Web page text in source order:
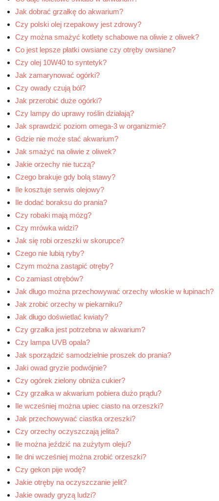
Jak dobrać grzałkę do akwarium?
Czy polski olej rzepakowy jest zdrowy?
Czy można smażyć kotlety schabowe na oliwie z oliwek?
Co jest lepsze płatki owsiane czy otręby owsiane?
Czy olej 10W40 to syntetyk?
Jak zamarynować ogórki?
Czy owady czują ból?
Jak przerobić duże ogórki?
Czy lampy do uprawy roślin działają?
Jak sprawdzić poziom omega-3 w organizmie?
Gdzie nie może stać akwarium?
Jak smażyć na oliwie z oliwek?
Jakie orzechy nie tuczą?
Czego brakuje gdy bolą stawy?
Ile kosztuje serwis olejowy?
Ile dodać boraksu do prania?
Czy robaki mają mózg?
Czy mrówka widzi?
Jak się robi orzeszki w skorupce?
Czego nie lubią ryby?
Czym można zastąpić otręby?
Co zamiast otrębów?
Jak długo można przechowywać orzechy włoskie w łupinach?
Jak zrobić orzechy w piekarniku?
Jak długo doświetlać kwiaty?
Czy grzałka jest potrzebna w akwarium?
Czy lampa UVB opala?
Jak sporządzić samodzielnie proszek do prania?
Jaki owad gryzie podwójnie?
Czy ogórek zielony obniża cukier?
Czy grzałka w akwarium pobiera dużo prądu?
Ile wcześniej można upiec ciasto na orzeszki?
Jak przechowywać ciastka orzeszki?
Czy orzechy oczyszczają jelita?
Ile można jeździć na zużytym oleju?
Ile dni wcześniej można zrobić orzeszki?
Czy gekon pije wodę?
Jakie otręby na oczyszczanie jelit?
Jakie owady gryzą ludzi?